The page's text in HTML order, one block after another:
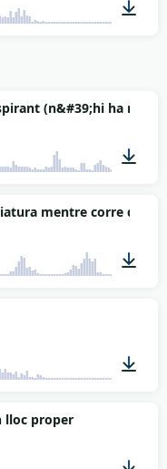
(n&#39;hi ha
00:28
mentre corre
lloc proper